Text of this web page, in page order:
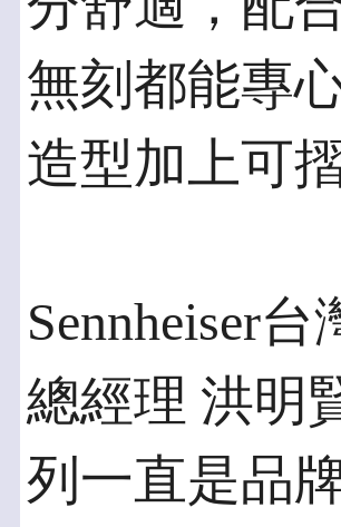
無刻都能專
造型加上可
Sennheiser
總經理 洪明
列一直是品